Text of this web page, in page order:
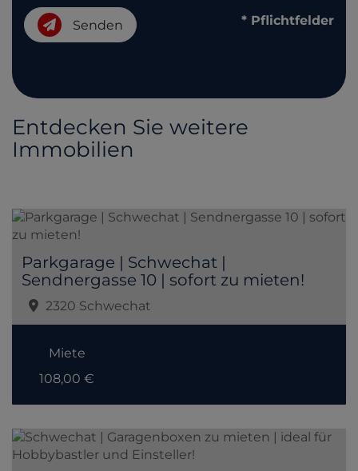
Senden * Pflichtfelder
Entdecken Sie weitere
Immobilien
Parkgarage | Schwechat |
Sendnergasse 10 | sofort zu mieten!
2320 Schwechat
Miete
108,00 €